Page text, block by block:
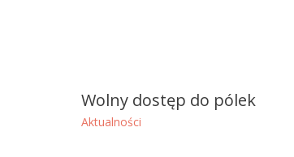
Wolny dostęp do pólek
Aktualności